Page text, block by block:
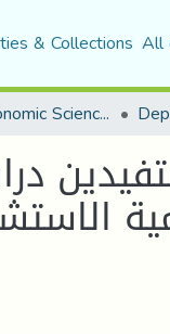
& Collections All
Faculty of Economic Sciences, Commerce and Management Sciences